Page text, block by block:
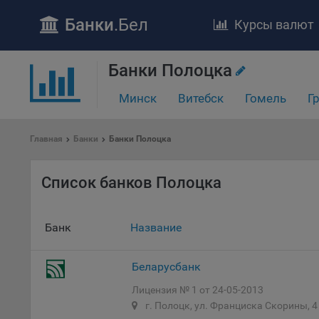
Банки.Бел Курсы валют
Банки Полоцка
Минск Витебск Гомель
Главная Банки Банки Полоцка
Список банков Полоцка
Банк Название
Беларусбанк
Лицензия № 1 от 24-05-2013
г. Полоцк, ул. Франциска Скорины, 4